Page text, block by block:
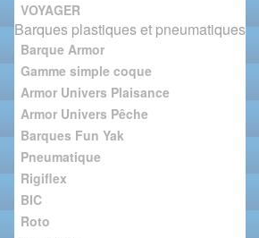
VOYAGER
Barques plastiques et pneumatiques
Barque Armor
Gamme simple coque
Armor Univers Plaisance
Armor Univers Pêche
Barques Fun Yak
Pneumatique
Rigiflex
BIC
Roto